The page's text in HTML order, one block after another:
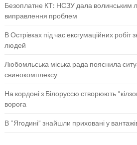
Безоплатне КТ: НСЗУ дала волинським
виправлення проблем
В Острівках під час ексгумаційних
людей
Любомльська міська рада пояснила
свинокомплексу
На кордоні з Білоруссю створюють
ворога
В “Ягодині” знайшли приховані у